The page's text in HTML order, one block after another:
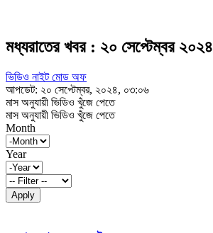
মধ্যরাতের খবর : ২০ সেপ্টেম্বর ২০২৪
ভিডিও নাইট মোড অফ
আপডেট: ২০ সেপ্টেম্বর, ২০২৪, ০৩:০৬
মাস অনুযায়ী ভিডিও খুঁজে পেতে
মাস অনুযায়ী ভিডিও খুঁজে পেতে
Month
Year
Apply